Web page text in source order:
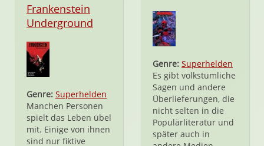
Frankenstein
Underground
Genre: Superhelden
Manchen Personen
spielt das Leben übel
mit. Einige von ihnen
sind nur fiktive
Genre: Superhelden
Es gibt volkstümliche
Sagen und andere
Überlieferungen, die
nicht selten in die
Populärliteratur und
später auch in